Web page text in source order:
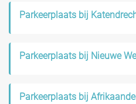
Parkeerplaats bij
Parkeerplaats bij Nieuwe
Parkeerplaats bij